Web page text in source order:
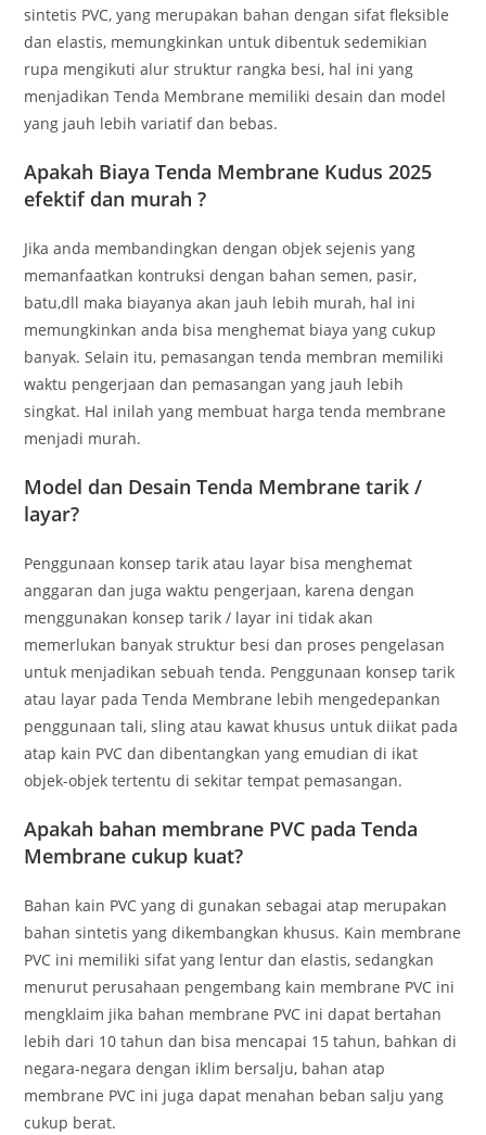
sintetis PVC, yang merupakan bahan dengan sifat fleksible
dan elastis, memungkinkan untuk dibentuk sedemikian
rupa mengikuti alur struktur rangka besi, hal ini yang
menjadikan Tenda Membrane memiliki desain dan model
yang jauh lebih variatif dan bebas.
Apakah Biaya Tenda Membrane Kudus 2025
efektif dan murah ?
Jika anda membandingkan dengan objek sejenis yang
memanfaatkan kontruksi dengan bahan semen, pasir,
batu,dll maka biayanya akan jauh lebih murah, hal ini
memungkinkan anda bisa menghemat biaya yang cukup
banyak. Selain itu, pemasangan tenda membran memiliki
waktu pengerjaan dan pemasangan yang jauh lebih
singkat. Hal inilah yang membuat harga tenda membrane
menjadi murah.
Model dan Desain Tenda Membrane tarik /
layar?
Penggunaan konsep tarik atau layar bisa menghemat
anggaran dan juga waktu pengerjaan, karena dengan
menggunakan konsep tarik / layar ini tidak akan
memerlukan banyak struktur besi dan proses pengelasan
untuk menjadikan sebuah tenda. Penggunaan konsep tarik
atau layar pada Tenda Membrane lebih mengedepankan
penggunaan tali, sling atau kawat khusus untuk diikat pada
atap kain PVC dan dibentangkan yang emudian di ikat
objek-objek tertentu di sekitar tempat pemasangan.
Apakah bahan membrane PVC pada Tenda
Membrane cukup kuat?
Bahan kain PVC yang di gunakan sebagai atap merupakan
bahan sintetis yang dikembangkan khusus. Kain membrane
PVC ini memiliki sifat yang lentur dan elastis, sedangkan
menurut perusahaan pengembang kain membrane PVC ini
mengklaim jika bahan membrane PVC ini dapat bertahan
lebih dari 10 tahun dan bisa mencapai 15 tahun, bahkan di
negara-negara dengan iklim bersalju, bahan atap
membrane PVC ini juga dapat menahan beban salju yang
cukup berat.